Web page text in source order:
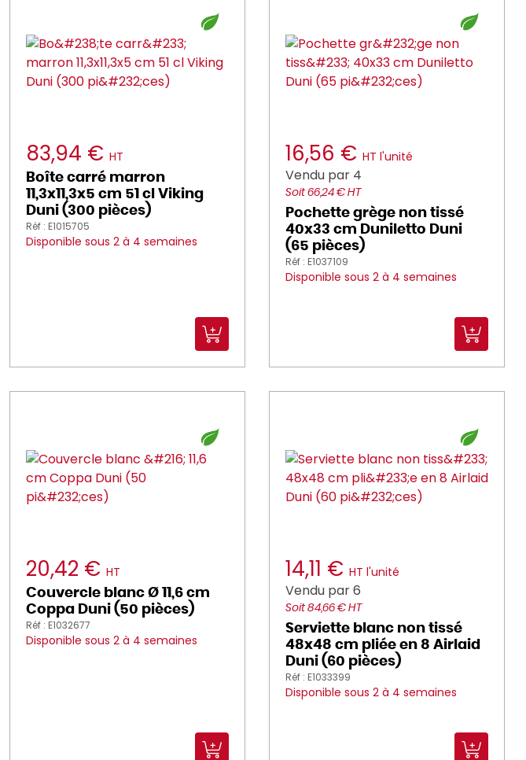
83,94 € HT
Boîte carré marron
11,3x11,3x5 cm 51 cl Viking
Duni (300 pièces)
Réf : E1015705
Disponible sous 2 à 4 semaines
16,56 € HT l'unité
Vendu par 4
Soit 66,24 € HT
Pochette grège non tissé
40x33 cm Duniletto Duni
(65 pièces)
Réf : E1037109
Disponible sous 2 à 4 semaines
20,42 € HT
Couvercle blanc Ø 11,6 cm
Coppa Duni (50 pièces)
Réf : E1032677
Disponible sous 2 à 4 semaines
14,11 € HT l'unité
Vendu par 6
Soit 84,66 € HT
Serviette blanc non tissé
48x48 cm pliée en 8 Airlaid
Duni (60 pièces)
Réf : E1033399
Disponible sous 2 à 4 semaines